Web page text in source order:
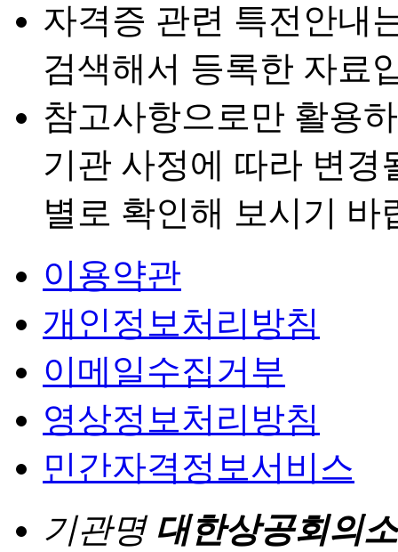
자격증 관련 특전안내
검색해서 등록한 자료
참고사항으로만 활용
기관 사정에 따라 변경
별로 확인해 보시기 바
이용약관
개인정보처리방침
이메일수집거부
영상정보처리방침
민간자격정보서비스
기관명 대한상공회의소